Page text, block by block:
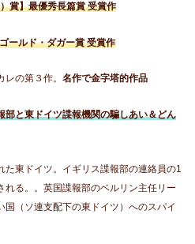
賞】最優秀長篇賞 受賞作
ールド・ダガー賞 受賞作
の第３作。 名作で金字塔的作品
部と東ドイツ諜報機関の騙しあい＆どん
た東ドイツ。イギリス諜報部の連絡員の1
れる。。英国諜報部のベルリン主任リー
国（ソ連支配下の東ドイツ）へのスパイ